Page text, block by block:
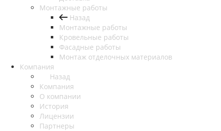
Монтажные работы
Назад
Монтажные работы
Кровельные работы
Фасадные работы
Монтаж отделочных материалов
Компания
Назад
Компания
О компании
История
Лицензии
Партнеры